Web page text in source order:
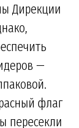
Дирекции
—
флаг
пересекли